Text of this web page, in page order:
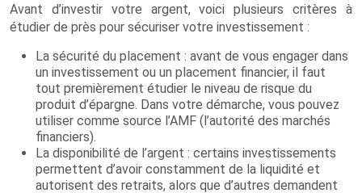
Avant d’investir votre argent, voici plusieurs critères à
étudier de près pour sécuriser votre investissement :
La sécurité du placement : avant de vous engager dans
un investissement ou un placement financier, il faut
tout premièrement étudier le niveau de risque du
produit d’épargne. Dans votre démarche, vous pouvez
utiliser comme source l’AMF (l’autorité des marchés
financiers).
La disponibilité de l’argent : certains investissements
permettent d’avoir constamment de la liquidité et
autorisent des retraits, alors que d’autres demandent